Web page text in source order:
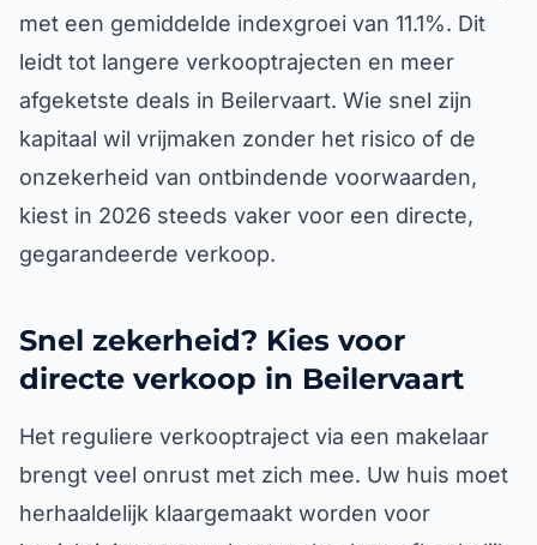
met een gemiddelde indexgroei van 11.1%. Dit
leidt tot langere verkooptrajecten en meer
afgeketste deals in Beilervaart. Wie snel zijn
kapitaal wil vrijmaken zonder het risico of de
onzekerheid van ontbindende voorwaarden,
kiest in 2026 steeds vaker voor een directe,
gegarandeerde verkoop.
Snel zekerheid? Kies voor
directe verkoop in Beilervaart
Het reguliere verkooptraject via een makelaar
brengt veel onrust met zich mee. Uw huis moet
herhaaldelijk klaargemaakt worden voor